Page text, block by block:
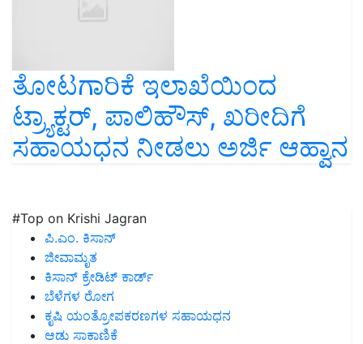
ತೋಟಗಾರಿಕೆ ಇಲಾಖೆಯಿಂದ
ಟ್ರ್ಯಾಕ್ಟರ್, ಪಾಲಿಹೌಸ್, ಖರೀದಿಗೆ
ಸಹಾಯಧನ ನೀಡಲು ಅರ್ಜಿ ಆಹ್ವಾನ
ಪಿ.ಎಂ. ಕಿಸಾನ್
ಜೀವಾಮೃತ
ಕಿಸಾನ್ ಕ್ರೇಡಿಟ್ ಕಾರ್ಡ್
ಬೆಳೆಗಳ ರೋಗ
ಕೃಷಿ ಯಂತ್ರೋಪಕರಣಗಳ ಸಹಾಯಧನ
ಆಡು ಸಾಕಾಣಿಕೆ
ಉದ್ಯೋಗ